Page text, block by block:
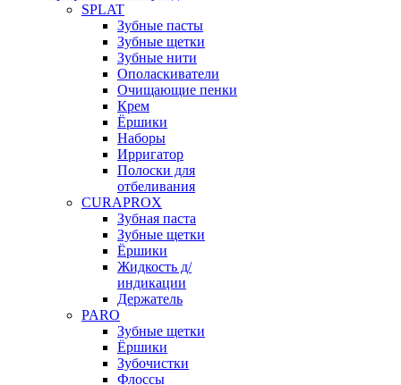
SPLAT
Зубные пасты
Зубные щетки
Зубные нити
Ополаскиватели
Очищающие пенки
Крем
Ёршики
Наборы
Ирригатор
Полоски для
отбеливания
CURAPROX
Зубная паста
Зубные щетки
Ёршики
Жидкость д/
индикации
Держатель
PARO
Зубные щетки
Ёршики
Зубочистки
Флоссы